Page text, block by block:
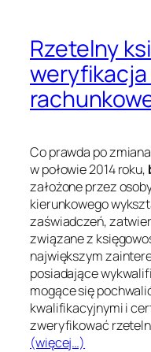
Rzetelny
Co prawda po
w połowie 2014 roku,
założone przez
kierunkowego
zaświadczeń,
związane z
największym
posiadające
mogące się
kwalifikacyjnymi i
zweryfikować
(więcej…)